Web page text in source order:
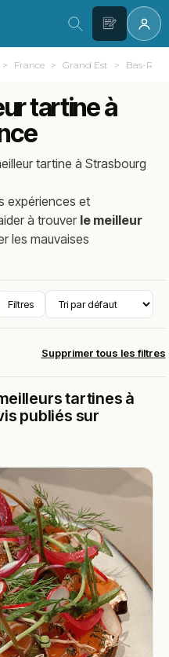
France Grand Est Bas-
tartine à
tartine àStrasbourg
expériences et
à trouver le meilleur
les mauvaises
Filtres
Supprimer tous les filtres
tartines à
publiés sur